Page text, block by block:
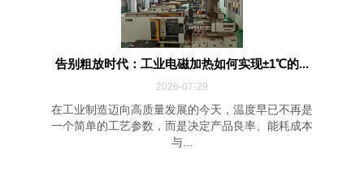
告别粗放时代：工业电磁加热如何实现±1℃的...
2026-07-29
在工业制造迈向高质量发展的今天，温度早已不再是
一个简单的工艺参数，而是决定产品良率、能耗成本
与...